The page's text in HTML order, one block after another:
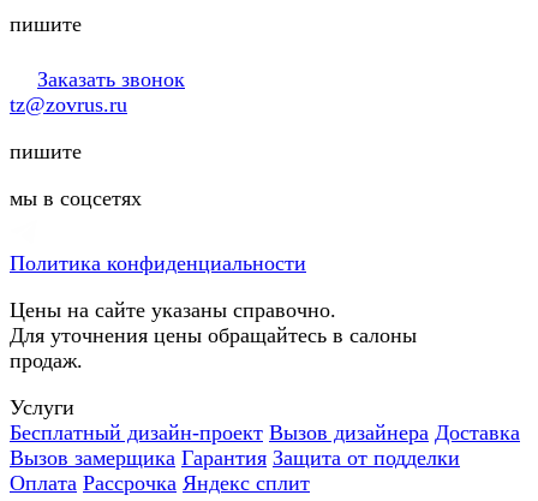
пишите
Заказать звонок
tz@zovrus.ru
пишите
мы в соцсетях
Политика конфиденциальности
Цены на сайте указаны справочно.
Для уточнения цены обращайтесь в салоны
продаж.
Услуги
Бесплатный дизайн-проект Вызов дизайнера Доставка
Вызов замерщика Гарантия Защита от подделки
Оплата Рассрочка Яндекс сплит